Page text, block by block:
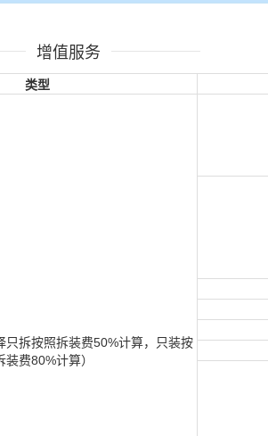
增值服务
类型
只拆按照拆装费50%计算，只装按
装费80%计算）